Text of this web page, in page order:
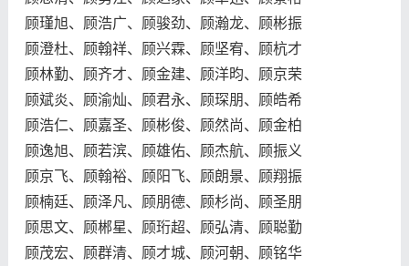
顾瑾旭、顾浩广、顾骏劲、顾瀚龙、顾彬振
顾澄杜、顾翰祥、顾兴霖、顾坚宥、顾杭才
顾林勤、顾齐才、顾金建、顾洋昀、顾京荣
顾斌炎、顾渝灿、顾君永、顾琛朋、顾皓希
顾浩仁、顾嘉圣、顾彬俊、顾然尚、顾金柏
顾逸旭、顾若滨、顾雄佑、顾杰航、顾振义
顾京飞、顾翰裕、顾阳飞、顾朗景、顾翔振
顾楠廷、顾泽凡、顾朋德、顾杉尚、顾圣朋
顾思文、顾郴星、顾珩超、顾弘清、顾聪勤
顾茂宏、顾群清、顾才城、顾河朝、顾铭华